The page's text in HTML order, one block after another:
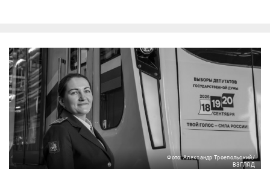
Фото: Александр Троепольский/
ВЗГЛЯД